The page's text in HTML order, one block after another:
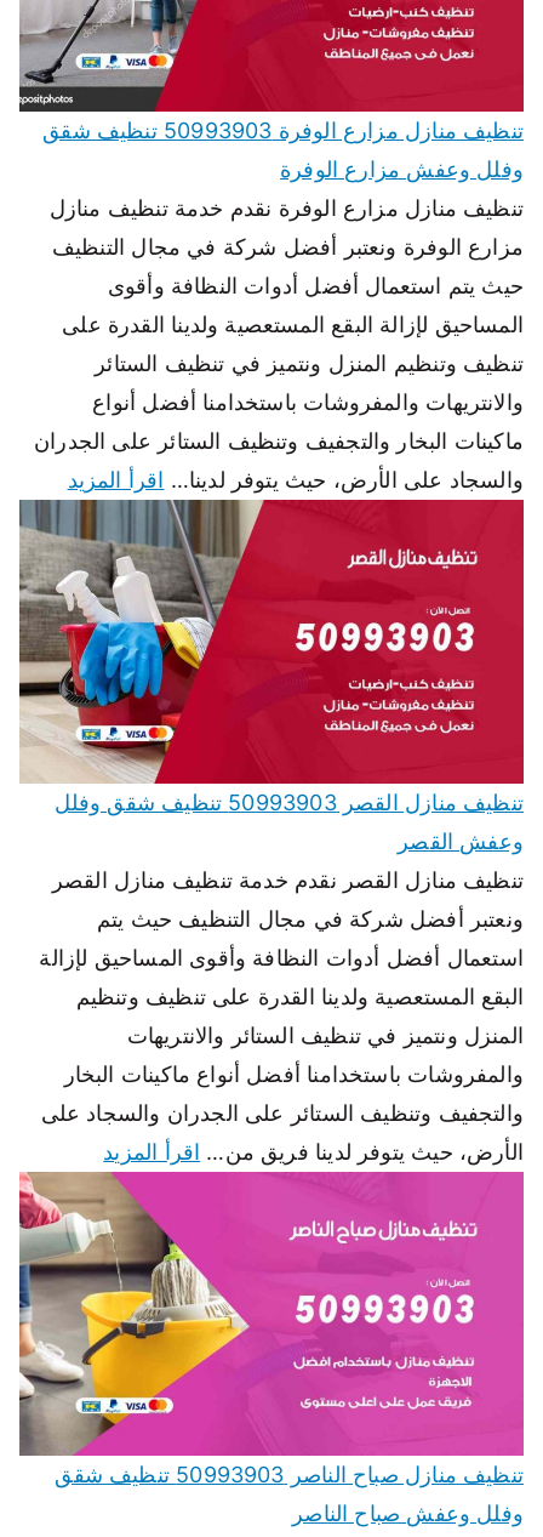
تنظيف منازل مزارع الوفرة 50993903 تنظيف شقق
وفلل وعفش مزارع الوفرة
تنظيف منازل مزارع الوفرة نقدم خدمة تنظيف منازل
مزارع الوفرة ونعتبر أفضل شركة في مجال التنظيف
حيث يتم استعمال أفضل أدوات النظافة وأقوى
المساحيق لإزالة البقع المستعصية ولدينا القدرة على
تنظيف وتنظيم المنزل ونتميز في تنظيف الستائر
والانتريهات والمفروشات باستخدامنا أفضل أنواع
ماكينات البخار والتجفيف وتنظيف الستائر على الجدران
والسجاد على الأرض، حيث يتوفر لدينا… اقرأ المزيد
تنظيف منازل القصر 50993903 تنظيف شقق وفلل
وعفش القصر
تنظيف منازل القصر نقدم خدمة تنظيف منازل القصر
ونعتبر أفضل شركة في مجال التنظيف حيث يتم
استعمال أفضل أدوات النظافة وأقوى المساحيق لإزالة
البقع المستعصية ولدينا القدرة على تنظيف وتنظيم
المنزل ونتميز في تنظيف الستائر والانتريهات
والمفروشات باستخدامنا أفضل أنواع ماكينات البخار
والتجفيف وتنظيف الستائر على الجدران والسجاد على
الأرض، حيث يتوفر لدينا فريق من… اقرأ المزيد
تنظيف منازل صباح الناصر 50993903 تنظيف شقق
وفلل وعفش صباح الناصر